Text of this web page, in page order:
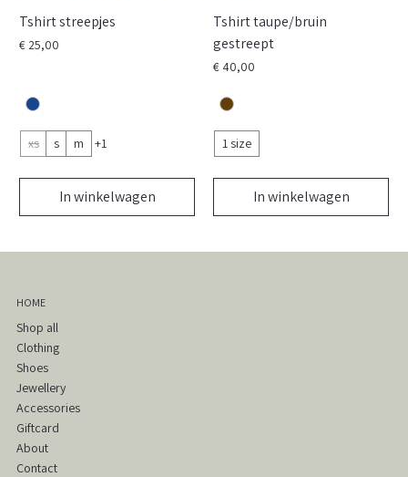
Tshirt streepjes
Prijs
€ 25,00
xs s m +1
In winkelwagen
Tshirt taupe/bruin
gestreept
Prijs
€ 40,00
1 size
In winkelwagen
HOME
Shop all
Clothing
Shoes
Jewellery
Accessories
Giftcard
About
Contact